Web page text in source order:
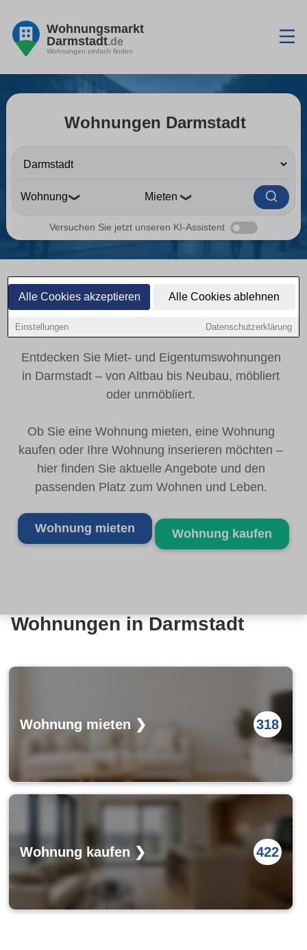
Alle Cookies akzeptieren Alle Cookies ablehnen
Einstellungen Datenschutzerklärung
Wohnungsmarkt
Darmstadt.de
Wohnungen einfach finden
Wohnungen Darmstadt
❯ ❯
Versuchen Sie jetzt unseren KI-Assistent
Wohnungen Darmstadt
Ihr Wohnungsmarkt in Darmstadt - regional stark
Entdecken Sie Miet- und Eigentumswohnungen
in Darmstadt – von Altbau bis Neubau, möbliert
oder unmöbliert.
Ob Sie eine Wohnung mieten, eine Wohnung
kaufen oder Ihre Wohnung inserieren möchten –
hier finden Sie aktuelle Angebote und den
passenden Platz zum Wohnen und Leben.
Wohnung mieten Wohnung kaufen
Wohnungen in Darmstadt
Wohnung mieten ❯ 318
Wohnung kaufen ❯ 422